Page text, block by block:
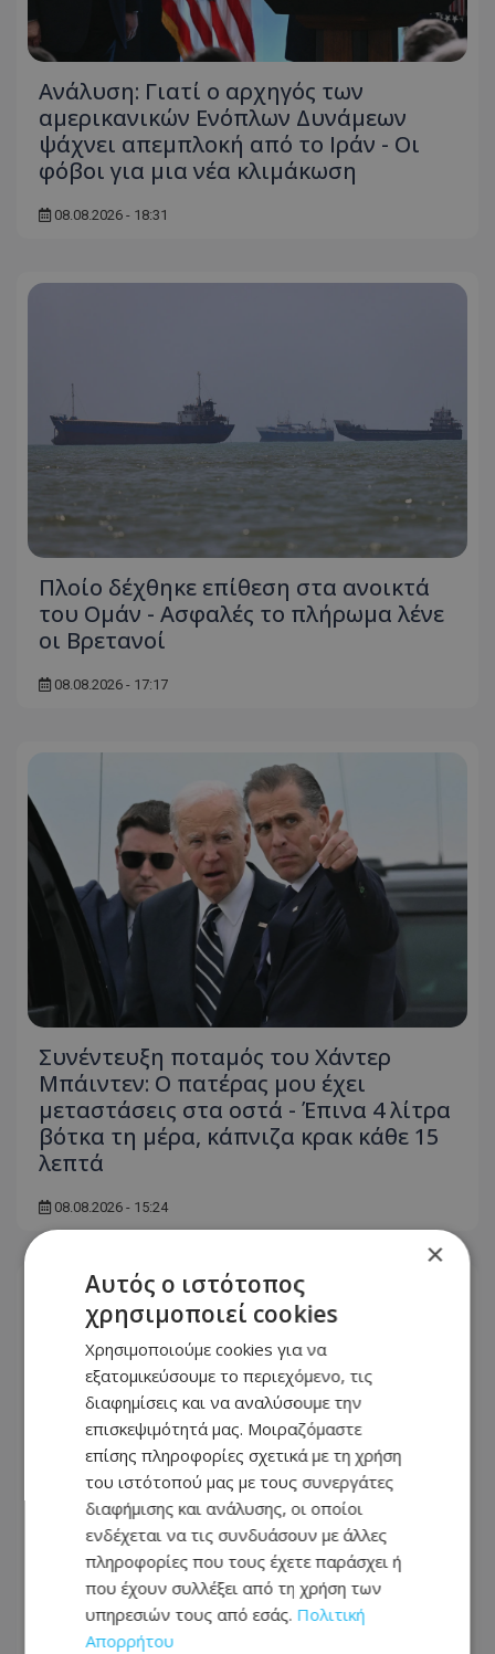
Ανάλυση: Γιατί ο αρχηγός των
αμερικανικών Ενόπλων Δυνάμεων
ψάχνει απεμπλοκή από το Ιράν - Οι
φόβοι για μια νέα κλιμάκωση
08.08.2026 - 18:31
Πλοίο δέχθηκε επίθεση στα ανοικτά
του Ομάν - Ασφαλές το πλήρωμα λένε
οι Βρετανοί
08.08.2026 - 17:17
Συνέντευξη ποταμός του Χάντερ
Μπάιντεν: Ο πατέρας μου έχει
μεταστάσεις στα οστά - Έπινα 4 λίτρα
βότκα τη μέρα, κάπνιζα κρακ κάθε 15
λεπτά
08.08.2026 - 15:24
CNNi: Ο στρατηγός του Τραμπ
«αναζητά διέξοδο» από τον πόλεμο
στο Ιράν - «Μπούμερανγκ η
×
Αυτός ο ιστότοπος
χρησιμοποιεί cookies
Χρησιμοποιούμε cookies για να
εξατομικεύσουμε το περιεχόμενο, τις
διαφημίσεις και να αναλύσουμε την
επισκεψιμότητά μας. Μοιραζόμαστε
επίσης πληροφορίες σχετικά με τη χρήση
του ιστότοπού μας με τους συνεργάτες
διαφήμισης και ανάλυσης, οι οποίοι
ενδέχεται να τις συνδυάσουν με άλλες
πληροφορίες που τους έχετε παράσχει ή
που έχουν συλλέξει από τη χρήση των
υπηρεσιών τους από εσάς. Πολιτική
Απορρήτου